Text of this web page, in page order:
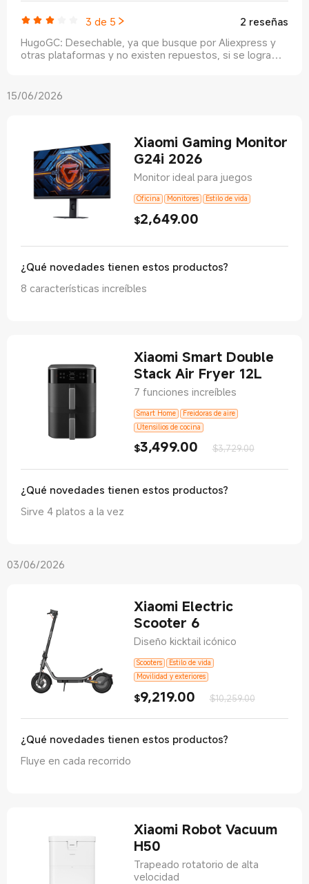
3 de 5 2 reseñas
HugoGC
Desechable, ya que busque por Aliexpress y
quitar el cabezal para cambiar la cuchilla pero no existen,
deberían de no venderlo ya que la Philips one blade pro
Luis Felipe Granados:Me llegó muy rápido. Estoy muy
feliz con la rasuradora. Es muy fácil de usar, hace poco
15/06/2026
Xiaomi Gaming Monitor
G24i 2026
Monitor ideal para juegos
Oficina Monitores Estilo de vida
$2,649.00
¿Qué novedades tienen estos productos?
8 características increíbles
Xiaomi Smart Double
Stack Air Fryer 12L
7 funciones increíbles
Smart Home
Freidoras de aire
Utensilios de cocina
$3,499.00 Current Price $3499
$3,729.00Precio de
¿Qué novedades tienen estos productos?
Sirve 4 platos a la vez
03/06/2026
Xiaomi Electric
Scooter 6
Diseño kicktail icónico
Scooters
Estilo de vida
Movilidad y exteriores
$9,219.00 Current Price $9219
$10,259.00
¿Qué novedades tienen estos productos?
Fluye en cada recorrido
Xiaomi Robot Vacuum
H50
Trapeado rotatorio de alta
velocidad